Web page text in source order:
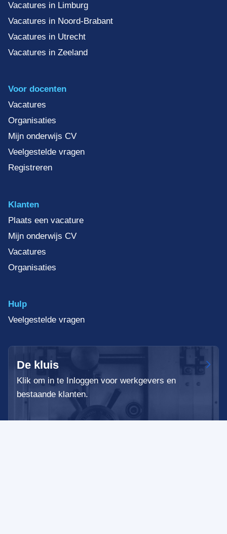
Vacatures in Limburg
Vacatures in Noord-Brabant
Vacatures in Utrecht
Vacatures in Zeeland
Voor docenten
Vacatures
Organisaties
Mijn onderwijs CV
Veelgestelde vragen
Registreren
Klanten
Plaats een vacature
Mijn onderwijs CV
Vacatures
Organisaties
Hulp
Veelgestelde vragen
De kluis
Klik om in te Inloggen voor werkgevers en
bestaande klanten.